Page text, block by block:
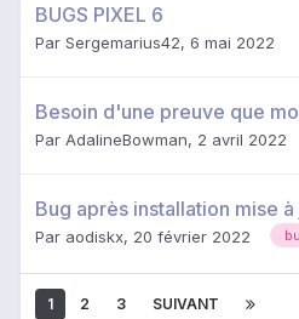
BUGS PIXEL 6
Par Sergemarius42, 6 mai 2022
Besoin d'une preuve que
Par AdalineBowman, 2 avril 2022
Bug après installation mise
Par aodiskx, 20 février 2022
1 2 3 SUIVANT